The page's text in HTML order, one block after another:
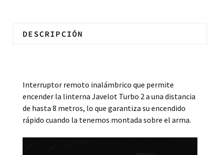
DESCRIPCIÓN
Interruptor remoto inalámbrico que permite
encender la linterna Javelot Turbo 2 a una distancia
de hasta 8 metros, lo que garantiza su encendido
rápido cuando la tenemos montada sobre el arma.